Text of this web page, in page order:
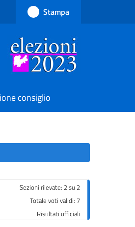
Stampa
consiglio
Sezioni rilevate: 2 su 2
Totale voti validi: 7
Risultati ufficiali